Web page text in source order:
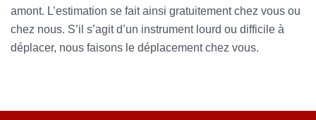
amont. L’estimation se fait ainsi gratuitement chez vous ou
chez nous. S’il s’agit d’un instrument lourd ou difficile à
déplacer, nous faisons le déplacement chez vous.